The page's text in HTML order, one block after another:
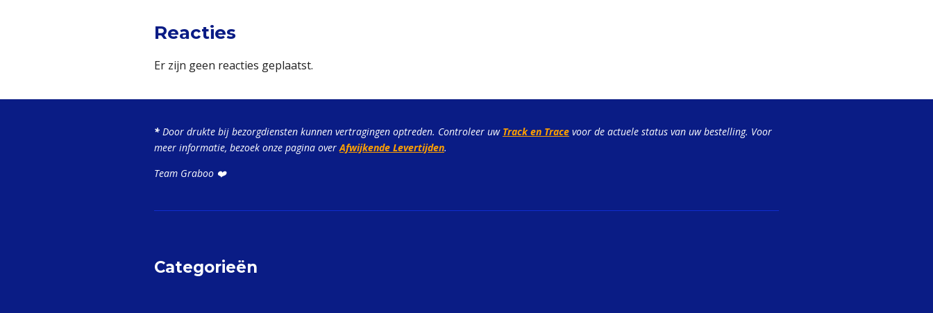
Reacties
Er zijn geen reacties geplaatst.
* Door drukte bij bezorgdiensten kunnen vertragingen optreden. Controleer uw Track en Trace voor de actuele status van uw bestelling. Voor
meer informatie, bezoek onze pagina overAfwijkende Levertijden.
Team Graboo ❤️
Categorieën